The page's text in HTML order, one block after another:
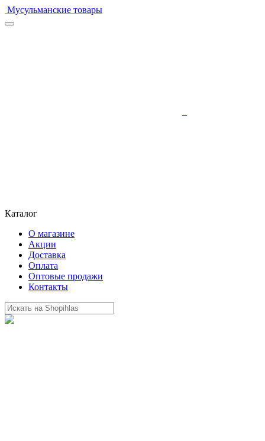
Мусульманские товары
Каталог
О магазине
Акции
Доставка
Оплата
Оптовые продажи
Контакты